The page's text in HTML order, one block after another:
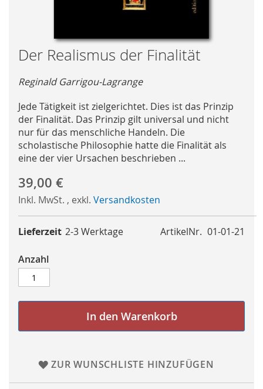
Skip
to
the
beginning
of
the
images
gallery
Der Realismus der Finalität
Reginald Garrigou-Lagrange
Jede Tätigkeit ist zielgerichtet. Dies ist das Prinzip
der Finalität. Das Prinzip gilt universal und nicht
nur für das menschliche Handeln. Die
scholastische Philosophie hatte die Finalität als
eine der vier Ursachen beschrieben ...
39,00 €
Inkl. MwSt. , exkl. Versandkosten
ArtikelNr. 01-01-21
Lieferzeit 2-3 Werktage
Anzahl
In den Warenkorb
ZUR WUNSCHLISTE HINZUFÜGEN